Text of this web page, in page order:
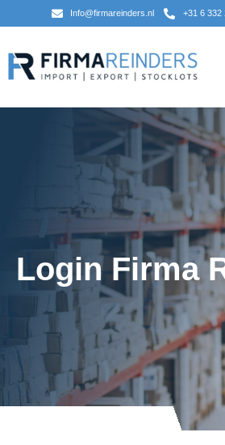
Info@firmareinders.nl +31 6 332
Login Firma